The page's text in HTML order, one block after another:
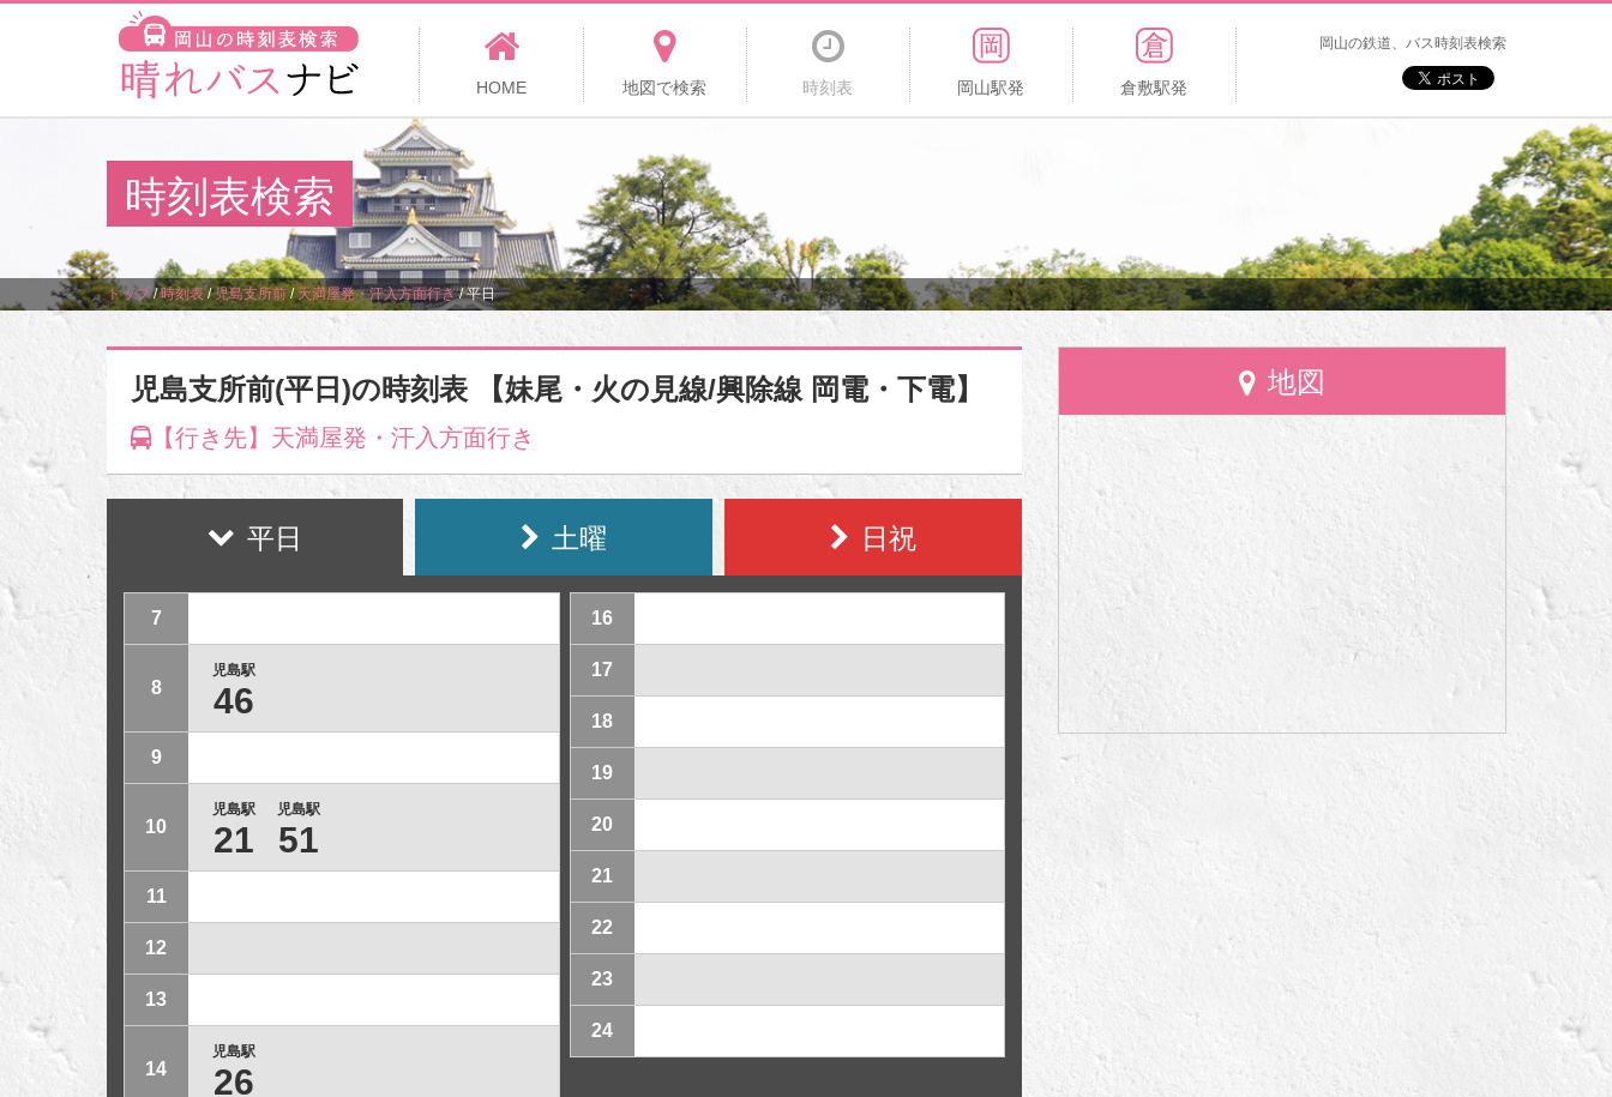
HOME 地図で検索 時刻表 岡山駅発 倉敷駅発
岡山の鉄道、バス時刻表検索
時刻表検索
トップ/時刻表/児島支所前/天満屋発・汗入方面行き/平日
児島支所前(平日)の時刻表 【妹尾・火の見線/興除線 岡電・下電】
【行き先】天満屋発・汗入方面行き
平日 土曜 日祝
7
8
児島駅
46
9
10
児島駅
21
児島駅
51
11
12
13
14
児島駅
26
16
17
18
19
20
21
22
23
24
地図